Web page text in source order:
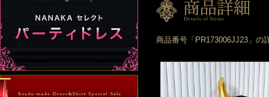
商品番号「PR173006JJ23」の